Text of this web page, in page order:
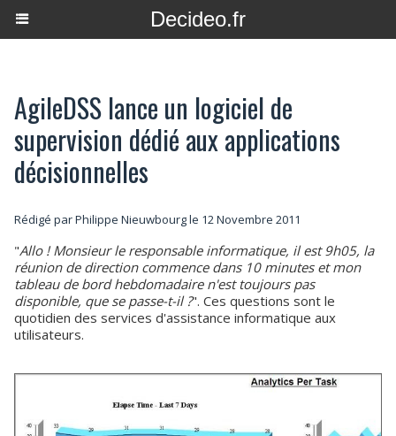
Decideo.fr
AgileDSS lance un logiciel de
supervision dédié aux applications
décisionnelles
Rédigé parPhilippe Nieuwbourgle 12 Novembre 2011
"Allo ! Monsieur le responsable informatique, il est 9h05, la
réunion de direction commence dans 10 minutes et mon
tableau de bord hebdomadaire n'est toujours pas
disponible, que se passe-t-il ?". Ces questions sont le
quotidien des services d'assistance informatique aux
utilisateurs.